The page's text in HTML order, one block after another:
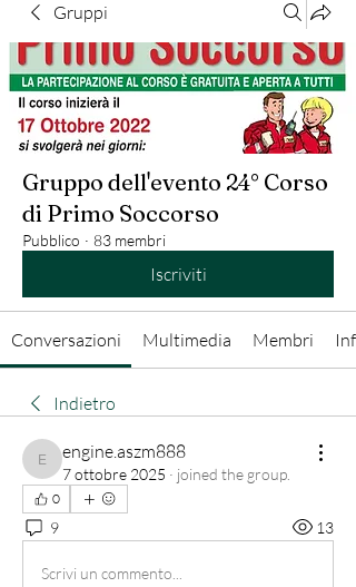
Gruppi
Gruppo dell'evento 24° Corso
di Primo Soccorso
Pubblico · 83 membri
Iscriviti
Conversazioni Multimedia Membri Info
Indietro
engine.aszm888
engine.aszm888
7 ottobre 2025 · joined the group.
0
9 13
Scrivi un commento...